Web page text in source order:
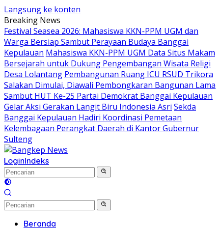
Langsung ke konten
Breaking News
Festival Seasea 2026: Mahasiswa KKN-PPM UGM dan
Warga Bersiap Sambut Perayaan Budaya Banggai
Kepulauan Mahasiswa KKN-PPM UGM Data Situs Makam
Bersejarah untuk Dukung Pengembangan Wisata Religi
Desa Lolantang Pembangunan Ruang ICU RSUD Trikora
Salakan Dimulai, Diawali Pembongkaran Bangunan Lama
Sambut HUT Ke-25 Partai Demokrat Banggai Kepulauan
Gelar Aksi Gerakan Langit Biru Indonesia Asri Sekda
Banggai Kepulauan Hadiri Koordinasi Pemetaan
Kelembagaan Perangkat Daerah di Kantor Gubernur
Sulteng
LoginIndeks
Beranda